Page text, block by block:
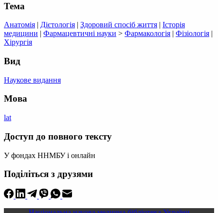
Тема
Анатомія | Дієтологія | Здоровий спосіб життя | Історія
медицини | Фармацевтичні науки > Фармакологія | Фізіологія |
Хірургія
Вид
Наукове видання
Мова
lat
Доступ до повного тексту
У фондах ННМБУ і онлайн
Поділіться з друзями